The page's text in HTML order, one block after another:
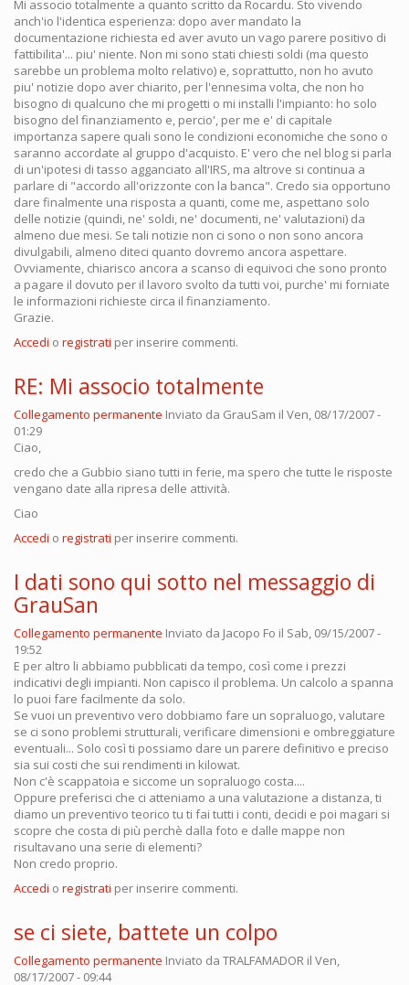
Mi associo totalmente a quanto scritto da Rocardu. Sto vivendo
anch'io l'identica esperienza: dopo aver mandato la
documentazione richiesta ed aver avuto un vago parere positivo di
fattibilita'... piu' niente. Non mi sono stati chiesti soldi (ma questo
sarebbe un problema molto relativo) e, soprattutto, non ho avuto
piu' notizie dopo aver chiarito, per l'ennesima volta, che non ho
bisogno di qualcuno che mi progetti o mi installi l'impianto: ho solo
bisogno del finanziamento e, percio', per me e' di capitale
importanza sapere quali sono le condizioni economiche che sono o
saranno accordate al gruppo d'acquisto. E' vero che nel blog si parla
di un'ipotesi di tasso agganciato all'IRS, ma altrove si continua a
parlare di "accordo all'orizzonte con la banca". Credo sia opportuno
dare finalmente una risposta a quanti, come me, aspettano solo
delle notizie (quindi, ne' soldi, ne' documenti, ne' valutazioni) da
almeno due mesi. Se tali notizie non ci sono o non sono ancora
divulgabili, almeno diteci quanto dovremo ancora aspettare.
Ovviamente, chiarisco ancora a scanso di equivoci che sono pronto
a pagare il dovuto per il lavoro svolto da tutti voi, purche' mi forniate
le informazioni richieste circa il finanziamento.
Grazie.
Accedi o registrati per inserire commenti.
RE: Mi associo totalmente
Collegamento permanente Inviato da GrauSam il Ven, 08/17/2007 -
01:29
Ciao,
credo che a Gubbio siano tutti in ferie, ma spero che tutte le risposte
vengano date alla ripresa delle attività.
Ciao
Accedi o registrati per inserire commenti.
I dati sono qui sotto nel messaggio di
GrauSan
Collegamento permanente Inviato da Jacopo Fo il Sab, 09/15/2007 -
19:52
E per altro li abbiamo pubblicati da tempo, così come i prezzi
indicativi degli impianti. Non capisco il problema. Un calcolo a spanna
lo puoi fare facilmente da solo.
Se vuoi un preventivo vero dobbiamo fare un sopraluogo, valutare
se ci sono problemi strutturali, verificare dimensioni e ombreggiature
eventuali... Solo così ti possiamo dare un parere definitivo e preciso
sia sui costi che sui rendimenti in kilowat.
Non c'è scappatoia e siccome un sopraluogo costa....
Oppure preferisci che ci atteniamo a una valutazione a distanza, ti
diamo un preventivo teorico tu ti fai tutti i conti, decidi e poi magari si
scopre che costa di più perchè dalla foto e dalle mappe non
risultavano una serie di elementi?
Non credo proprio.
Accedi o registrati per inserire commenti.
se ci siete, battete un colpo
Collegamento permanente Inviato da TRALFAMADOR il Ven,
08/17/2007 - 09:44